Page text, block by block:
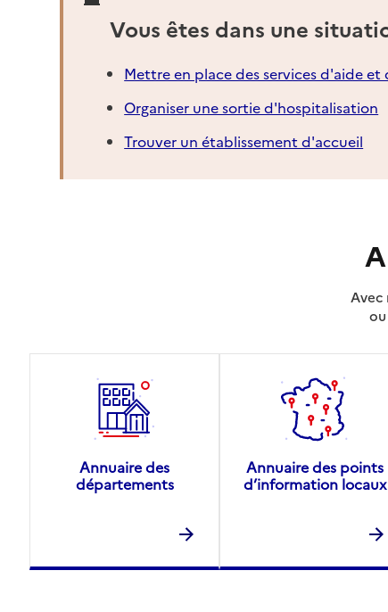
Vous êtes dans une
Mettre en place des services d'aide et
Organiser une sortie d'hospitalisation
Trouver un établissement d'accueil
Avec
Annuaire des
départements
Annuaire des points
d’information locaux